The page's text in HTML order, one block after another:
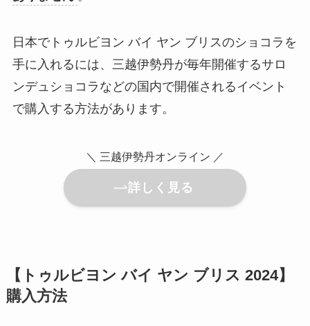
日本でトゥルビヨン バイ ヤン ブリスのショコラを
手に入れるには、三越伊勢丹が毎年開催するサロ
ンデュショコラなどの国内で開催されるイベント
で購入する方法があります。
＼ 三越伊勢丹オンライン ／
詳しく見る
【トゥルビヨン バイ ヤン ブリス 2024】
購入方法